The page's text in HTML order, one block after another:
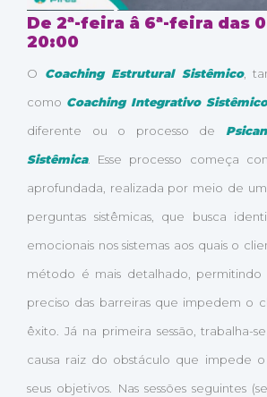
De 2ª-feira â 6ª-feira das
20:00
O Coaching Estrutural Sistêmico,
como Coaching Integrativo Sistêmico
diferente ou o processo de
Sistêmica. Esse processo começa
aprofundada, realizada por meio de
perguntas sistêmicas, que busca
emocionais nos sistemas aos quais o
método é mais detalhado, permitindo
preciso das barreiras que impedem o
êxito. Já na primeira sessão, trabalha-
causa raiz do obstáculo que impede
seus objetivos. Nas sessões seguintes